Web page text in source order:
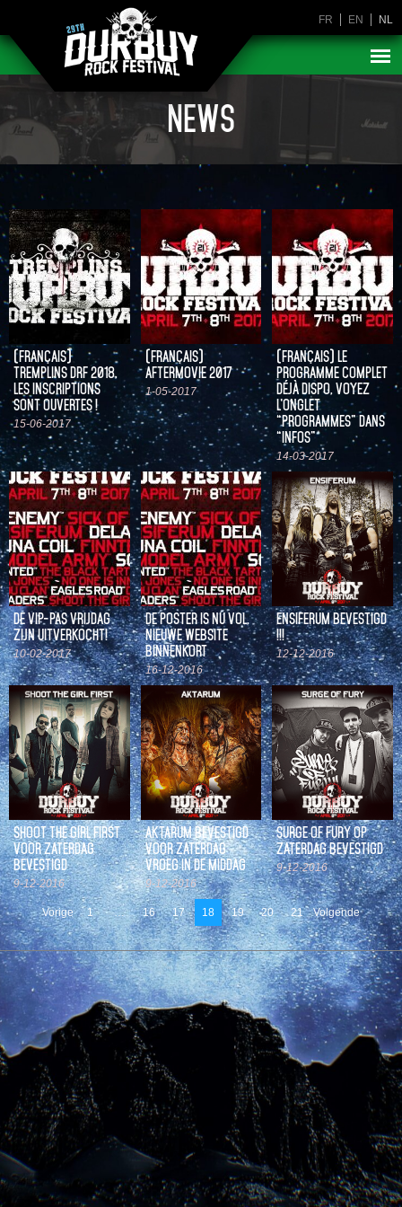
FR EN NL
NEWS
(FRANÇAIS)
TREMPLINS DRF 2018,
LES INSCRIPTIONS
SONT OUVERTES !
15-06-2017
(FRANÇAIS)
AFTERMOVIE 2017
1-05-2017
(FRANÇAIS) LE
PROGRAMME COMPLET
DÉJÀ DISPO, VOYEZ
L’ONGLET
“PROGRAMMES” DANS
“INFOS”
14-03-2017
DE VIP-PAS VRIJDAG
ZIJN UITVERKOCHT!
10-02-2017
DE POSTER IS NU VOL,
NIEUWE WEBSITE
BINNENKORT
16-12-2016
ENSIFERUM BEVESTIGD
!!!
12-12-2016
SHOOT THE GIRL FIRST
VOOR ZATERDAG
BEVESTIGD
9-12-2016
AKTARUM BEVESTIGD
VOOR ZATERDAG
VROEG IN DE MIDDAG
9-12-2016
SURGE OF FURY OP
ZATERDAG BEVESTIGD
9-12-2016
Vorige 1 … 16 17 18 19 20 21 Volgende